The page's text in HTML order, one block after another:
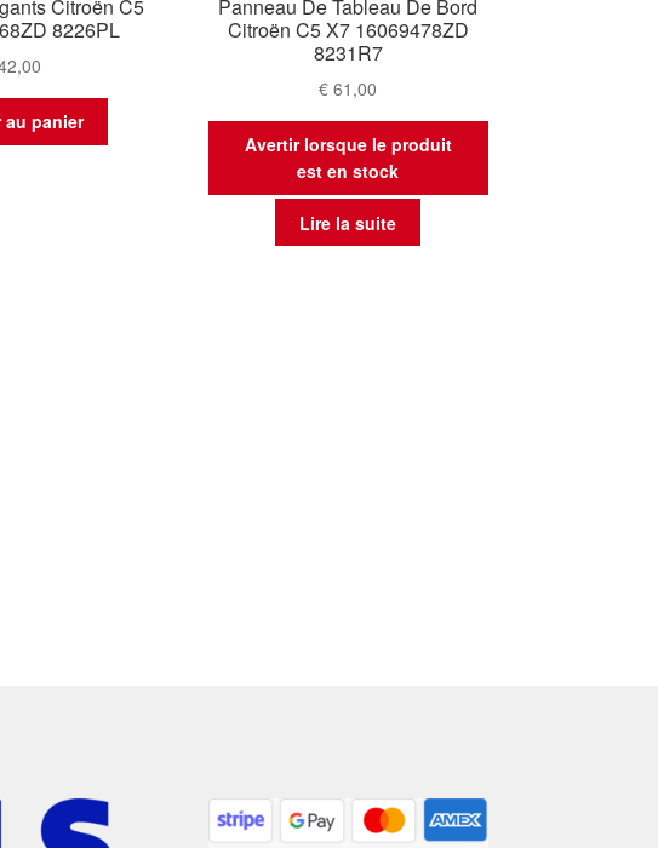
Citroën C5
8226PL
panier
Panneau De Tableau De Bord
Citroën C5 X7 16069478ZD
8231R7
€ 61,00
Avertir lorsque le produit
est en stock
Lire la suite